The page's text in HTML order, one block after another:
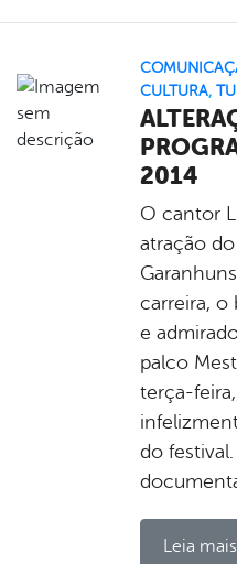
CULTURA,
2014
O cantor
atração
carreira, o
e
palco
terça-
do
Leia